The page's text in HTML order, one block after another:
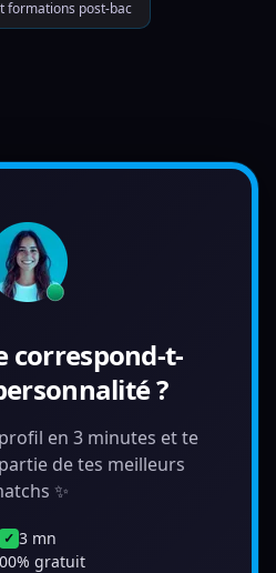
formations post-bac
correspond-t-
?
en 3 minutes et te
de tes meilleurs
✨
✓ 3 mn
gratuit